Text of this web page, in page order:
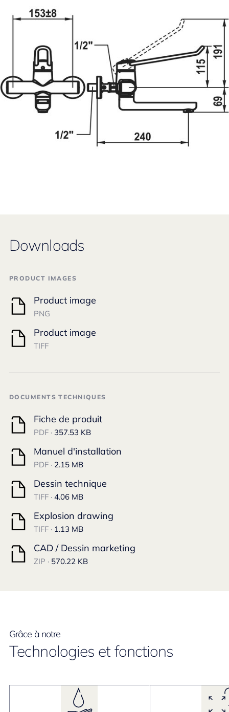
Downloads
PRODUCT IMAGES
Product image
PNG
Product image
TIFF
DOCUMENTS TECHNIQUES
Fiche de produit
PDF · 357.53 KB
Manuel d'installation
PDF · 2.15 MB
Dessin technique
TIFF · 4.06 MB
Explosion drawing
TIFF · 1.13 MB
CAD / Dessin marketing
ZIP · 570.22 KB
Grâce à notre
Technologies et fonctions